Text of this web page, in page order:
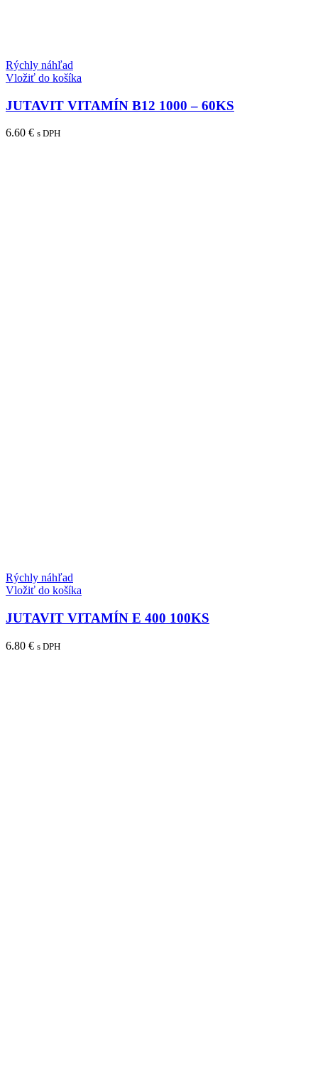
Rýchly náhľad
Vložiť do košíka
JUTAVIT VITAMÍN B12 1000 – 60KS
6.60 € s DPH
Rýchly náhľad
Vložiť do košíka
JUTAVIT VITAMÍN E 400 100KS
6.80 € s DPH